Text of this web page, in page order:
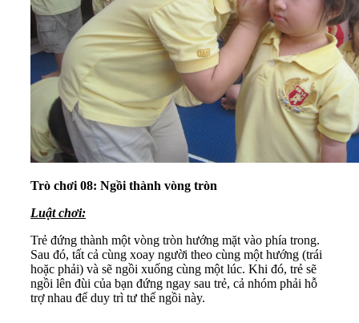
Trò chơi 08: Ngồi thành vòng tròn
Luật chơi:
Trẻ đứng thành một vòng tròn hướng mặt vào phía trong.
Sau đó, tất cả cùng xoay người theo cùng một hướng (trái
hoặc phải) và sẽ ngồi xuống cùng một lúc. Khi đó, trẻ sẽ
ngồi lên đùi của bạn đứng ngay sau trẻ, cả nhóm phải hỗ
trợ nhau để duy trì tư thế ngồi này.